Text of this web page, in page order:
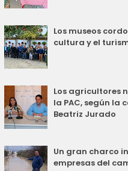
Los museos
cultura y el
Los agricultores
la PAC, según la
Beatriz Jurado
Un gran charco
empresas del